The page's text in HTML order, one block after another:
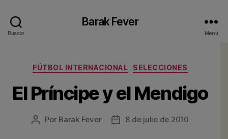
Buscar
Barak Fever
Menú
Categorías
FÚTBOL INTERNACIONAL SELECCIONES
El Príncipe y el Mendigo
Autor
Por Barak Fever
Fecha8 de julio de 2010